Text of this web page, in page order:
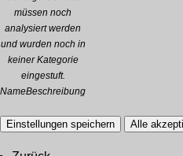
müssen noch
analysiert werden
und wurden noch in
keiner Kategorie
eingestuft.
NameBeschreibung
Einstellungen speichern Alle